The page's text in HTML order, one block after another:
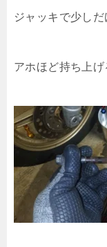
ジャッキで少し
アホほど持ち上